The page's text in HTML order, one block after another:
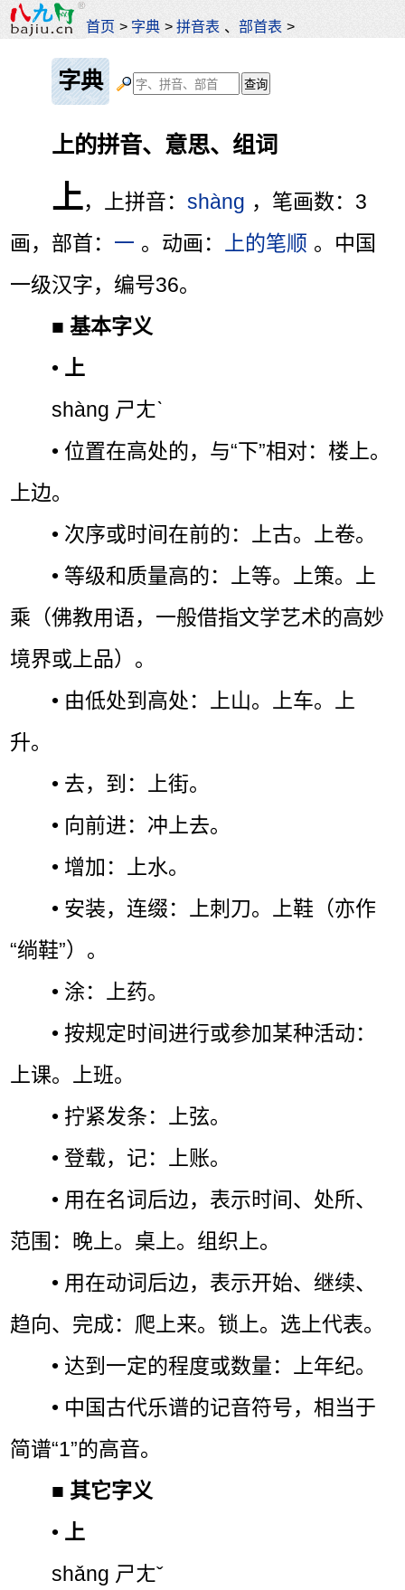
首页 > 字典 >拼音表 、部首表 >
字典
上的拼音、意思、组词
上，上拼音：shàng ，笔画数：3
画，部首： 一 。动画： 上的笔顺 。中国
一级汉字，编号36。
■基本字义
• 上
shàng ㄕㄤˋ
• 位置在高处的，与“下”相对：楼上。
上边。
• 次序或时间在前的：上古。上卷。
• 等级和质量高的：上等。上策。上
乘（佛教用语，一般借指文学艺术的高妙
境界或上品）。
• 由低处到高处：上山。上车。上
升。
• 去，到：上街。
• 向前进：冲上去。
• 增加：上水。
• 安装，连缀：上刺刀。上鞋（亦作
“绱鞋”）。
• 涂：上药。
• 按规定时间进行或参加某种活动：
上课。上班。
• 拧紧发条：上弦。
• 登载，记：上账。
• 用在名词后边，表示时间、处所、
范围：晚上。桌上。组织上。
• 用在动词后边，表示开始、继续、
趋向、完成：爬上来。锁上。选上代表。
• 达到一定的程度或数量：上年纪。
• 中国古代乐谱的记音符号，相当于
简谱“1”的高音。
■ 其它字义
• 上
shǎng ㄕㄤˇ